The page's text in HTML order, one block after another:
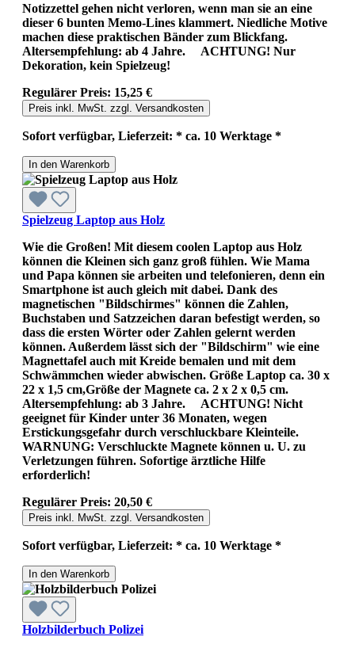
Notizzettel gehen nicht verloren, wenn man sie an eine
dieser 6 bunten Memo-Lines klammert. Niedliche Motive
machen diese praktischen Bänder zum Blickfang.
Altersempfehlung: ab 4 Jahre. ACHTUNG! Nur
Dekoration, kein Spielzeug!
Regulärer Preis: 15,25 €
Preis inkl. MwSt. zzgl. Versandkosten
Sofort verfügbar, Lieferzeit: * ca. 10 Werktage *
In den Warenkorb
Spielzeug Laptop aus Holz
Wie die Großen! Mit diesem coolen Laptop aus Holz
können die Kleinen sich ganz groß fühlen. Wie Mama
und Papa können sie arbeiten und telefonieren, denn ein
Smartphone ist auch gleich mit dabei. Dank des
magnetischen "Bildschirmes" können die Zahlen,
Buchstaben und Satzzeichen daran befestigt werden, so
dass die ersten Wörter oder Zahlen gelernt werden
können. Außerdem lässt sich der "Bildschirm" wie eine
Magnettafel auch mit Kreide bemalen und mit dem
Schwämmchen wieder abwischen. Größe Laptop ca. 30 x
22 x 1,5 cm,Größe der Magnete ca. 2 x 2 x 0,5 cm.
Altersempfehlung: ab 3 Jahre. ACHTUNG! Nicht
geeignet für Kinder unter 36 Monaten, wegen
Erstickungsgefahr durch verschluckbare Kleinteile.
WARNUNG: Verschluckte Magnete können u. U. zu
Verletzungen führen. Sofortige ärztliche Hilfe
erforderlich!
Regulärer Preis: 20,50 €
Preis inkl. MwSt. zzgl. Versandkosten
Sofort verfügbar, Lieferzeit: * ca. 10 Werktage *
In den Warenkorb
Holzbilderbuch Polizei